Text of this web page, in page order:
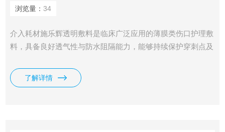
浏览量： 34
介入耗材施乐辉透明敷料是临床广泛应用的薄膜类伤口护理敷
料，具备良好透气性与防水阻隔能力，能够持续保护穿刺点及
针固定、浅表伤口防护。
了解详情